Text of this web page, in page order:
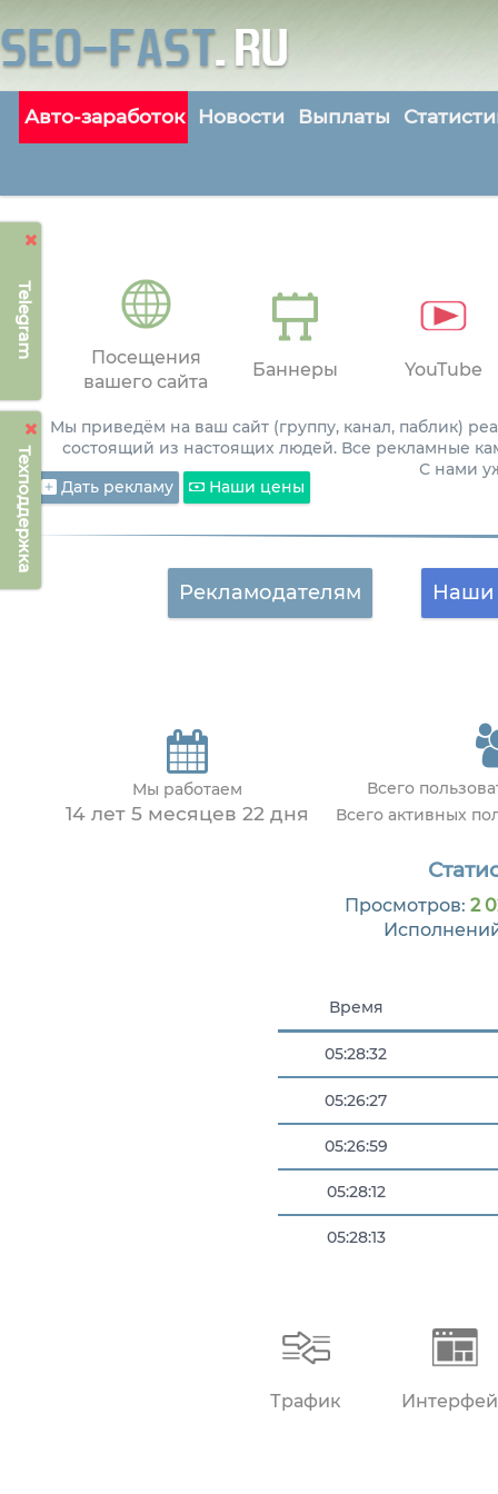
Telegram
Техподдержка
Авто-заработок Новости Выплаты
Посещения
вашего сайта
Баннеры YouTube
Мы приведём на ваш сайт (группу, канал, паблик)
состоящий из настоящих людей. Все рекламные
С нами
Дать рекламу
Наши цены
Рекламодателям Наши
Мы работаем
14 лет 5 месяцев 22 дня
Всего
Всего активных
Просмотров: 2
Время
05:28:32
05:26:27
05:26:59
05:28:12
05:28:13
Трафик